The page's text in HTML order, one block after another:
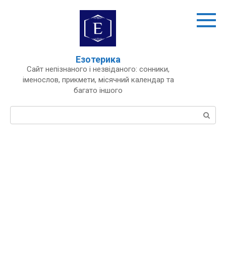
Езотерика
Сайт непізнаного і незвіданого: сонники,
іменослов, прикмети, місячний календар та
багато іншого
Пошук: